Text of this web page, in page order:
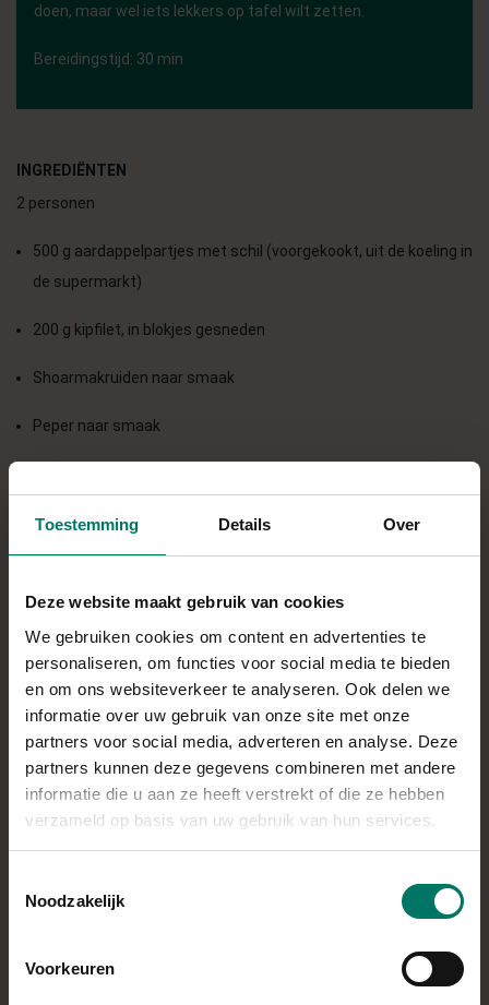
Toestemming Details Over
Deze website maakt gebruik van cookies
We gebruiken cookies om content en advertenties te
personaliseren, om functies voor social media te bieden
en om ons websiteverkeer te analyseren. Ook delen we
informatie over uw gebruik van onze site met onze
partners voor social media, adverteren en analyse. Deze
partners kunnen deze gegevens combineren met andere
informatie die u aan ze heeft verstrekt of die ze hebben
verzameld op basis van uw gebruik van hun services.
Noodzakelijk
Voorkeuren
doen, maar wel iets lekkers op tafel wilt zetten.
Bereidingstijd: 30 min
INGREDIËNTEN
2 personen
500 g aardappelpartjes met schil (voorgekookt, uit de koeling in
de supermarkt)
200 g kipfilet, in blokjes gesneden
Shoarmakruiden naar smaak
Peper naar smaak
15 g geraspte mozzarella (of in totaal 30 g geraspte 30+ kaas)
150 g (cherry)tomaten, gehalveerd of in blokjes gesneden
⁠een kleine rode ui, in dunne ringen gesneden
Remia Friteslijn Knoflooksaus naar smaak (of zero
knoflooksaus)
Direct in je mandje bij: